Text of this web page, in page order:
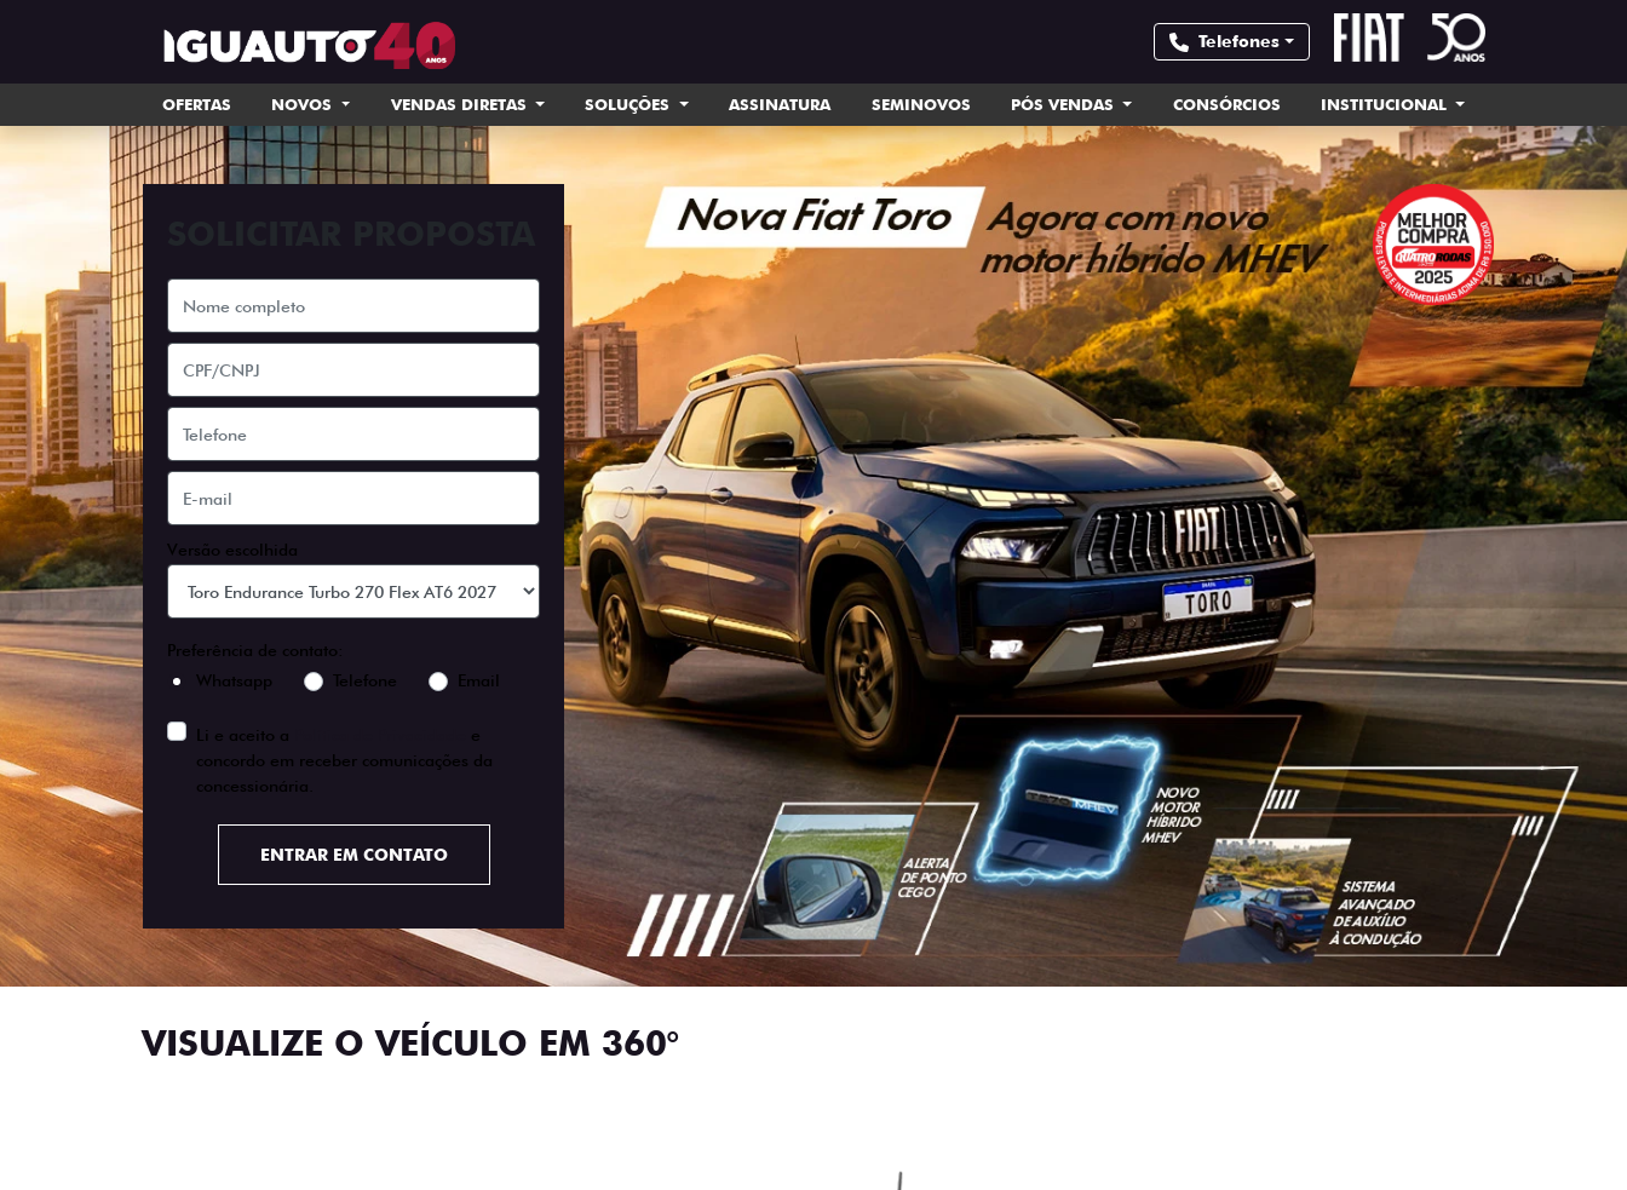
Telefones
OFERTAS NOVOS VENDAS DIRETAS SOLUÇÕES ASSINATURA SEMINOVOS PÓS VENDAS CONSÓRCIOS INSTITUCIONAL
Versão escolhida
Preferência de contato:
Whatsapp
Telefone Email
Li e aceito a
e
concordo em receber comunicações da
concessionária.
ENTRAR EM CONTATO
VISUALIZE O VEÍCULO EM 360°